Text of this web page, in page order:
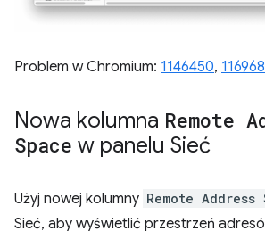
Problem w Chromium: 1146450,
Nowa kolumna Remote
Space w panelu Sieć
Użyj nowej kolumny Remote Address
Sieć, aby wyświetlić przestrzeń